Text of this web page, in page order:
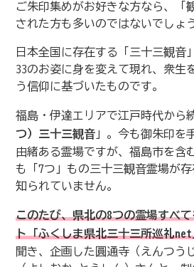
ご朱印集めがお好きな方なら、「
された方も多いのではないでしょ
日本全国に存在する「三十三観音
33のお姿に身を変えて現れ、衆生
う信仰に基づいたものです。
福島・伊達エリアで江戸時代から
つ）三十三観音 」。今も御朱印を
由緒ある霊場ですが、福島市を含
も「7つ」もの三十三観音霊場が
知られていません。
このたび、県北の8つの霊場すべ
ト「ふくしま県北三十三所巡礼
聞き、企画した圓通寺（えんつう